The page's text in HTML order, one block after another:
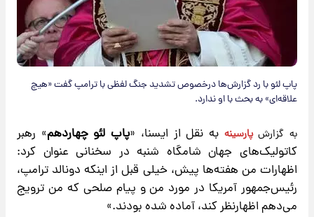
پاپ لئو با رد گزارش‌ها درخصوص تشدید جنگ لفظی با ترامپ گفت «هیچ
علاقه‌ای» به بحث با او ندارد.
به گزارش پارسینه به نقل از ایسنا، «پاپ لئو چهاردهم» رهبر
کاتولیک‌های جهان شامگاه شنبه در سخنانی عنوان کرد:
اظهارات من هفته‌ها پیش، خیلی قبل از اینکه دونالد ترامپ،
رئیس‌جمهور آمریکا در مورد من و پیام صلحی که من ترویج
می‌دهم اظهارنظر کند، آماده شده بودند.»